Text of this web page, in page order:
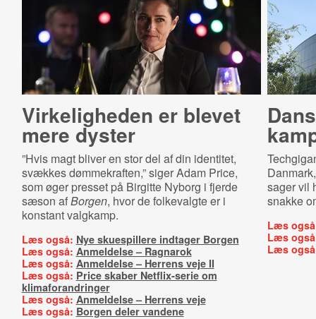
Virkeligheden er blevet
mere dyster
”Hvis magt bliver en stor del af din identitet,
svækkes dømmekraften,” siger Adam Price,
som øger presset på Birgitte Nyborg i fjerde
sæson afBorgen, hvor de folkevalgte er i
konstant valgkamp.
Læs også: Nye skuespillere indtager Borgen
Læs også: Anmeldelse – Ragnarok
Læs også: Anmeldelse – Herrens veje II
Læs også: Price skaber Netflix-serie om
klimaforandringer
Læs også: Anmeldelse – Herrens veje
Læs også: Borgen deler vandene
sager vil
snakke
Læs
Læs
Læs